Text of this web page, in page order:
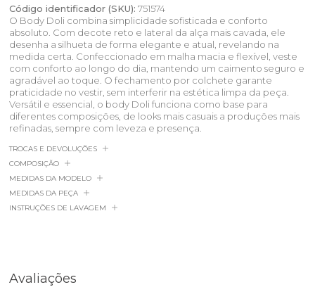
Código identificador (SKU): 751574
O Body Doli combina simplicidade sofisticada e conforto
absoluto. Com decote reto e lateral da alça mais cavada, ele
desenha a silhueta de forma elegante e atual, revelando na
medida certa. Confeccionado em malha macia e flexível, veste
com conforto ao longo do dia, mantendo um caimento seguro e
agradável ao toque. O fechamento por colchete garante
praticidade no vestir, sem interferir na estética limpa da peça.
Versátil e essencial, o body Doli funciona como base para
diferentes composições, de looks mais casuais a produções mais
refinadas, sempre com leveza e presença.
TROCAS E DEVOLUÇÕES
MEDIDAS DA PEÇA
INSTRUÇÕES DE LAVAGEM
COMPOSIÇÃO
MEDIDAS DA MODELO
Avaliações